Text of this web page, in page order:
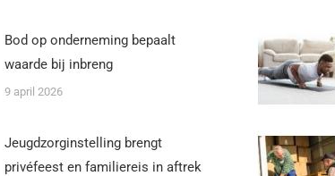
Bod op onderneming bepaalt
waarde bij inbreng
9 april 2026
Jeugdzorginstelling brengt
privéfeest en familiereis in aftrek